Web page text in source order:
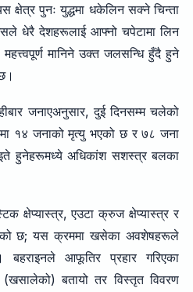
पुनः युद्धमा धकेलिन सक्ने चिन्ता
धेरै देशहरूलाई आफ्नो चपेटामा लिन
मानिने उक्त जलसन्धि हुँदै हुने
जनाएअनुसार, दुई दिनसम्म चलेको
१४ जनाको मृत्यु भएको छ र ७८ जना
हुनेहरूमध्ये अधिकांश सशस्त्र बलका
क्षेप्यास्त्र, एउटा क्रुज क्षेप्यास्त्र र
छ; यस क्रममा खसेका अवशेषहरूले
आफूतिर प्रहार गरिएका
बतायो तर विस्तृत विवरण